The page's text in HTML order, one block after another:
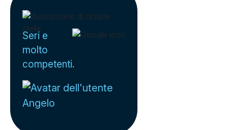
Seri e
molto
competenti.
Angelo